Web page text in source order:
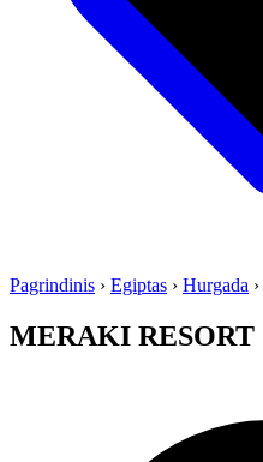
Pagrindinis › Egiptas › Hurgada ›
MERAKI RESORT